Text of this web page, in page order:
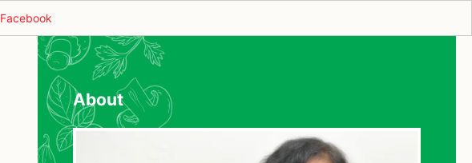
Facebook
About